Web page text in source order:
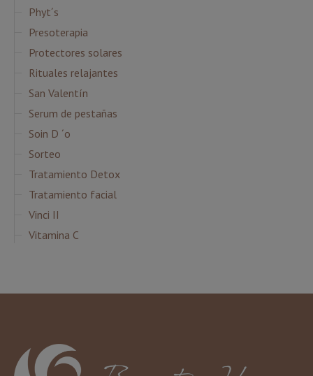
Phyt´s
Presoterapia
Protectores solares
Rituales relajantes
San Valentín
Serum de pestañas
Soin D ´o
Sorteo
Tratamiento Detox
Tratamiento facial
Vinci II
Vitamina C